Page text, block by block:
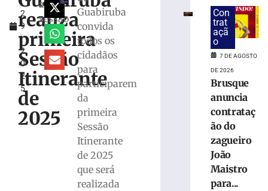
2
9
,
2
0
2
5
realiza
primeira
Sessão
Itinerante
de
2025
a
sessão
Guabiruba
convida
todos os
cidadãos
para
participarem
da
primeira
Sessão
Itinerante
de 2025
que será
realizada
Buzzi
infrações
disciplinares
Con
trat
açã
o
7 DE AGOSTO
DE 2026
Brusque
anuncia
contrataç
ão do
zagueiro
João
Maistro
para...